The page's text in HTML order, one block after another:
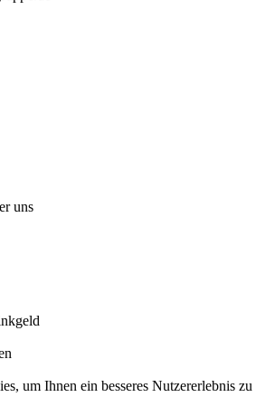
uns
um Ihnen ein besseres Nutzererlebnis zu